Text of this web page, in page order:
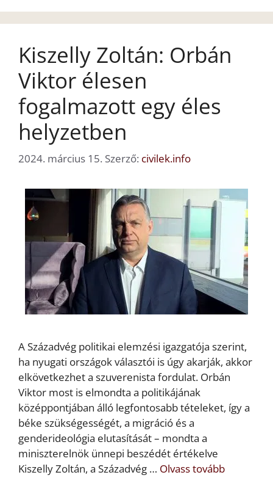
Kiszelly Zoltán: Orbán
Viktor élesen
fogalmazott egy éles
helyzetben
2024. március 15. Szerző: civilek.info
A Századvég politikai elemzési igazgatója szerint,
ha nyugati országok választói is úgy akarják, akkor
elkövetkezhet a szuverenista fordulat. Orbán
Viktor most is elmondta a politikájának
középpontjában álló legfontosabb tételeket, így a
béke szükségességét, a migráció és a
genderideológia elutasítását – mondta a
miniszterelnök ünnepi beszédét értékelve
Kiszelly Zoltán, a Századvég … Olvass tovább